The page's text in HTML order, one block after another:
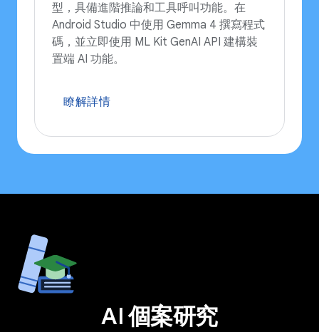
型，具備進階推論和工具呼叫功能。在
Android Studio 中使用 Gemma 4 撰寫程式
碼，並立即使用 ML Kit GenAI API 建構裝
置端 AI 功能。
瞭解詳情
AI 個案研究